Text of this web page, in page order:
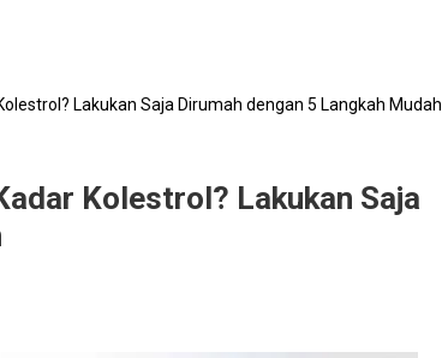
Lakukan Saja Dirumah dengan 5 Langkah Mudah
Kolestrol? Lakukan Saja